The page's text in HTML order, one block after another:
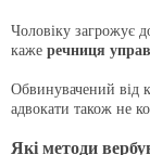
Чоловіку загрожує
каже речниця
Обвинувачений від
адвокати також не
Які методи